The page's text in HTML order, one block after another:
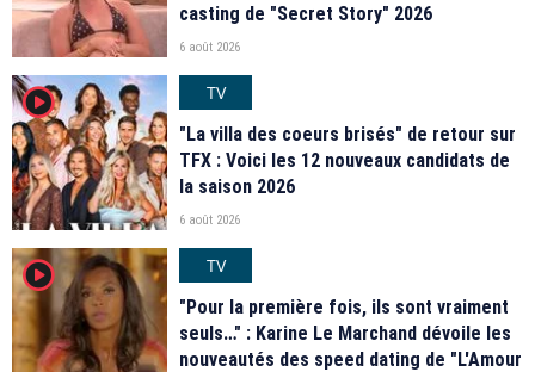
casting de "Secret Story" 2026
6 août 2026
player2
TV
"La villa des coeurs brisés" de retour sur
TFX : Voici les 12 nouveaux candidats de
la saison 2026
6 août 2026
player2
TV
"Pour la première fois, ils sont vraiment
seuls…" : Karine Le Marchand dévoile les
nouveautés des speed dating de "L'Amour